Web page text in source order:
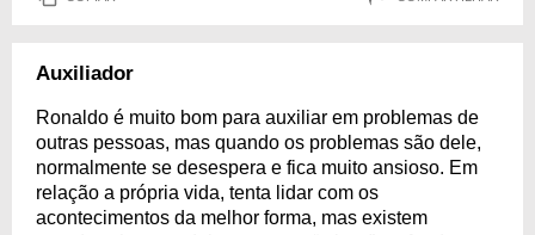
Auxiliador
Ronaldo é muito bom para auxiliar em problemas de
outras pessoas, mas quando os problemas são dele,
normalmente se desespera e fica muito ansioso. Em
relação a própria vida, tenta lidar com os
acontecimentos da melhor forma, mas existem